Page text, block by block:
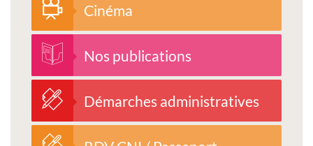
Cinéma
Nos publications
Démarches administratives